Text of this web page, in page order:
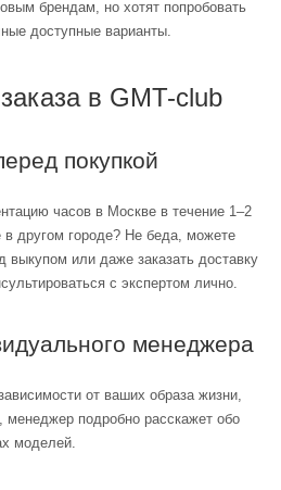
брендам, но хотят попробовать
доступные варианты.
в GMT-club
покупкой
часов в Москве в течение 1–2
другом городе? Не беда, можете
выкупом или даже заказать доставку
с экспертом лично.
менеджера
от ваших образа жизни,
подробно расскажет обо
моделей.